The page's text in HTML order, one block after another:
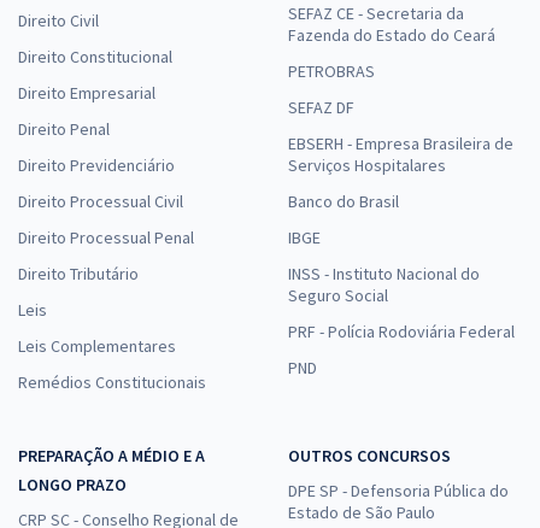
Direito Civil
Direito Constitucional
Direito Empresarial
Direito Penal
Direito Previdenciário
Direito Processual Civil
Direito Processual Penal
Direito Tributário
Leis
Leis Complementares
Remédios Constitucionais
SEFAZ CE - Secretaria da
Fazenda do Estado do Ceará
PETROBRAS
SEFAZ DF
EBSERH - Empresa Brasileira de
Serviços Hospitalares
Banco do Brasil
IBGE
INSS - Instituto Nacional do
Seguro Social
PRF - Polícia Rodoviária Federal
PND
PREPARAÇÃO A MÉDIO E A
LONGO PRAZO
CRP SC - Conselho Regional de
OUTROS CONCURSOS
DPE SP - Defensoria Pública do
Estado de São Paulo